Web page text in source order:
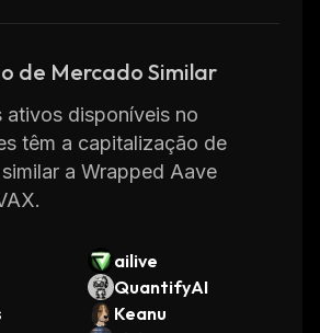
de Mercado Similar
ativos disponíveis no
têm a capitalização de
a Wrapped Aave
ailive
QuantifyAI
Keanu